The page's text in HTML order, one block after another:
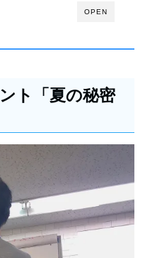
OPEN
ト「夏の秘密